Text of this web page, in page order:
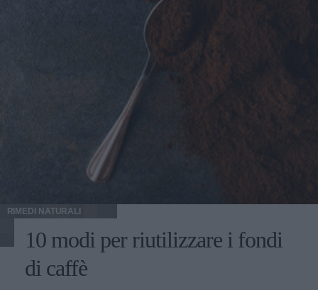
RIMEDI NATURALI
10 modi per riutilizzare i fondi
di caffè